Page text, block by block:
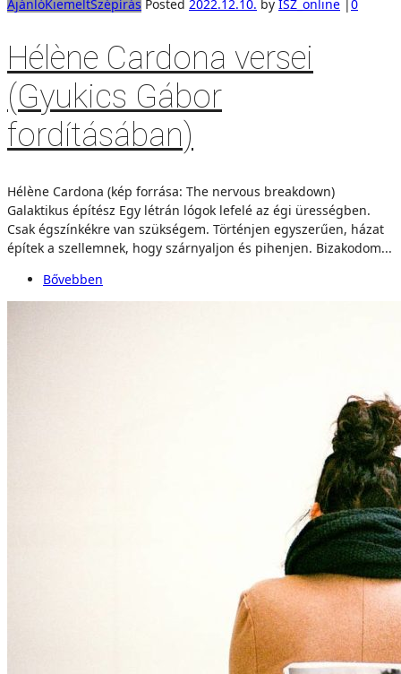
AjánlóKiemeltSzépírás Posted 2022.12.10. by ISZ_online |0
Hélène Cardona versei
(Gyukics Gábor
fordításában)
Hélène Cardona (kép forrása: The nervous breakdown)
Galaktikus építész Egy létrán lógok lefelé az égi ürességben.
Csak égszínkékre van szükségem. Történjen egyszerűen, házat
építek a szellemnek, hogy szárnyaljon és pihenjen. Bizakodom...
Bővebben